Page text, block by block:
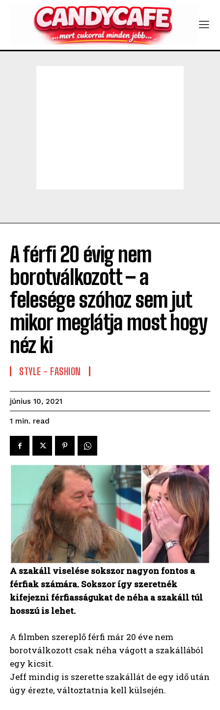
A férfi 20 évig nem
borotválkozott – a
felesége szóhoz sem jut
mikor meglátja most hogy
néz ki
STYLE - FASHION
június 10, 2021
1 min. read
A szakáll viselése sokszor nagyon fontos a
férfiak számára. Sokszor így szeretnék
kifejezni férfiasságukat de néha a szakáll túl
hosszú is lehet.
A filmben szereplő férfi már 20 éve nem
borotválkozott csak néha vágott a szakállából
egy kicsit.
Jeff mindig is szerette szakállát de egy idő után
úgy érezte, változtatnia kell külsején.